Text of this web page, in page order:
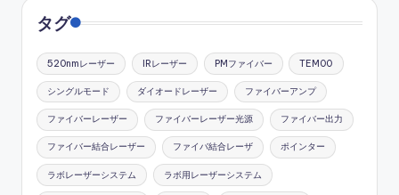
タグ
520nmレーザー IRレーザー PMファイバー TEM00
シングルモード ダイオードレーザー ファイバーアンプ
ファイバーレーザー ファイバーレーザー光源 ファイバー出力
ファイバー結合レーザー ファイバ結合レーザ ポインター
ラボレーザーシステム ラボ用レーザーシステム